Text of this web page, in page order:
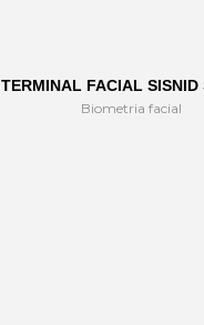
TERMINAL FACIAL SISNID
Biometria facial